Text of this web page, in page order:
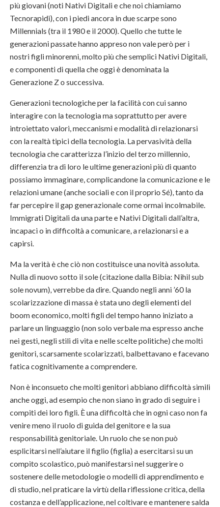
più giovani (noti Nativi Digitali e che noi chiamiamo
Tecnorapidi), con i piedi ancora in due scarpe sono
Millennials (tra il 1980 e il 2000). Quello che tutte le
generazioni passate hanno appreso non vale però per i
nostri figli minorenni, molto più che semplici Nativi Digitali,
e componenti di quella che oggi è denominata la
Generazione Z o successiva.
Generazioni tecnologiche per la facilità con cui sanno
interagire con la tecnologia ma soprattutto per avere
introiettato valori, meccanismi e modalità di relazionarsi
con la realtà tipici della tecnologia. La pervasività della
tecnologia che caratterizza l’inizio del terzo millennio,
differenzia tra di loro le ultime generazioni più di quanto
possiamo immaginare, complicandone la comunicazione e le
relazioni umane (anche sociali e con il proprio Sé), tanto da
far percepire il gap generazionale come ormai incolmabile.
Immigrati Digitali da una parte e Nativi Digitali dall’altra,
incapaci o in difficoltà a comunicare, a relazionarsi e a
capirsi.
Ma la verità è che ciò non costituisce una novità assoluta.
Nulla di nuovo sotto il sole (citazione dalla Bibia: Nihil sub
sole novum), verrebbe da dire. Quando negli anni ’60 la
scolarizzazione di massa è stata uno degli elementi del
boom economico, molti figli del tempo hanno iniziato a
parlare un linguaggio (non solo verbale ma espresso anche
nei gesti, negli stili di vita e nelle scelte politiche) che molti
genitori, scarsamente scolarizzati, balbettavano e facevano
fatica cognitivamente a comprendere.
Non è inconsueto che molti genitori abbiano difficoltà simili
anche oggi, ad esempio che non siano in grado di seguire i
compiti dei loro figli. È una difficoltà che in ogni caso non fa
venire meno il ruolo di guida del genitore e la sua
responsabilità genitoriale. Un ruolo che se non può
esplicitarsi nell’aiutare il figlio (figlia) a esercitarsi su un
compito scolastico, può manifestarsi nel suggerire o
sostenere delle metodologie o modelli di apprendimento e
di studio, nel praticare la virtù della riflessione critica, della
costanza e dell’applicazione, nel coltivare e mantenere salda